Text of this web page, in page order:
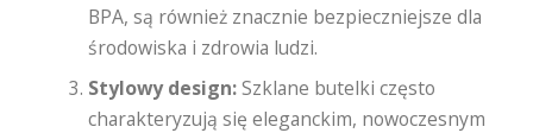
BPA, są również znacznie bezpieczniejsze dla
środowiska i zdrowia ludzi.
Stylowy design:Szklane butelki często
charakteryzują się eleganckim, nowoczesnym